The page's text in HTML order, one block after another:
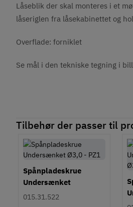
Låseblik der skal monteres i et
låseriglen fra låsekabinettet og
Overflade: forniklet
Se mål i den tekniske tegning i
Tilbehør der passer til
Spånpladeskrue
Undersænket
Fuldgevind Ø3,0 - PZ1
015.31.522